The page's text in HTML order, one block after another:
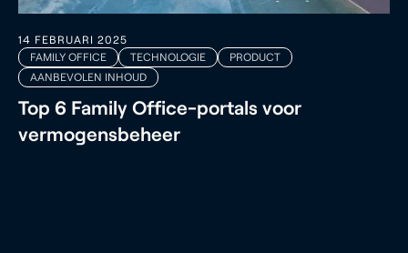
14 FEBRUARI 2025
FAMILY OFFICE
TECHNOLOGIE
PRODUCT
AANBEVOLEN INHOUD
Top 6 Family Office-portals voor
vermogensbeheer